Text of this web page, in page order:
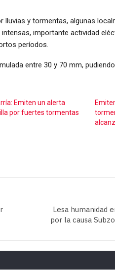
lluvias y tormentas, algunas
importante actividad
períodos.
entre 30 y 70 mm,
Emiten un alerta
por fuertes tormentas
Lesa humanidad
por la causa